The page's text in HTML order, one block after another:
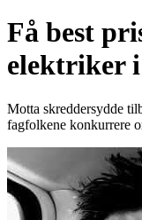
Få best
elektriker i
Motta skreddersydde
fagfolkene konkurrere